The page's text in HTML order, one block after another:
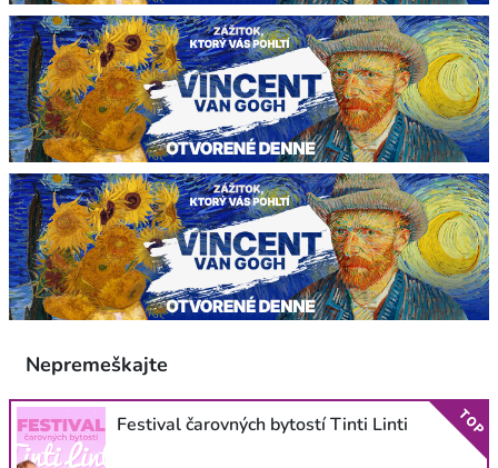
Nepremeškajte
Festival čarovných bytostí Tinti Linti TOP